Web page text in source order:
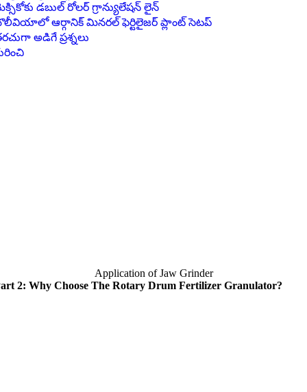
డబుల్ రోలర్ గ్రాన్యులేషన్ లైన్
ఆర్గానిక్ మినరల్ ఫెర్టిలైజర్ ప్లాంట్ సెటప్
అడిగే ప్రశ్నలు
Application of Jaw Grinder
2:Why Choose The Rotary Drum Fertilizer Granulator?